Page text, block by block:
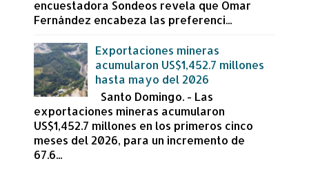
encuestadora Sondeos revela que Omar
Fernández encabeza las preferenci...
Exportaciones mineras
acumularon US$1,452.7 millones
hasta mayo del 2026
Santo Domingo. - Las
exportaciones mineras acumularon
US$1,452.7 millones en los primeros cinco
meses del 2026, para un incremento de
67.6...